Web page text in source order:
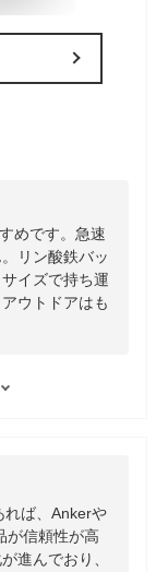
めです。急速
リン酸鉄バッ
イズで持ち運
ウトドアはも
れば、Ankerや
が信頼性が高
進んでおり、